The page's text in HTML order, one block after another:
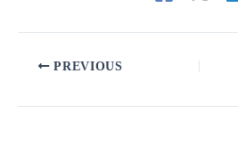
PREVIOUS